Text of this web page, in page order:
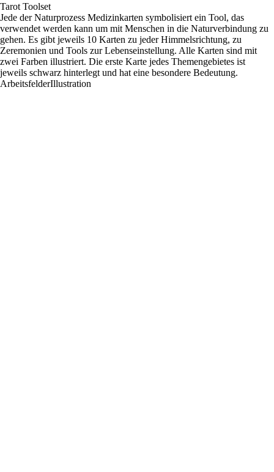
Tarot Toolset
Jede der Naturprozess Medizinkarten symbolisiert ein Tool, das
verwendet werden kann um mit Menschen in die Naturverbindung zu
gehen. Es gibt jeweils 10 Karten zu jeder Himmelsrichtung, zu
Zeremonien und Tools zur Lebenseinstellung. Alle Karten sind mit
zwei Farben illustriert. Die erste Karte jedes Themengebietes ist
jeweils schwarz hinterlegt und hat eine besondere Bedeutung.
ArbeitsfelderIllustration